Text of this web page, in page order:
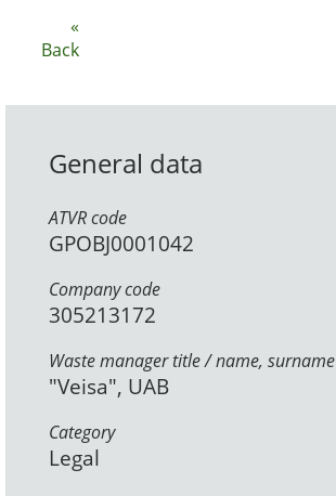
«
Back
General data
ATVR code
GPOBJ0001042
Company code
305213172
Waste manager title / name, surname
"Veisa", UAB
Category
Legal